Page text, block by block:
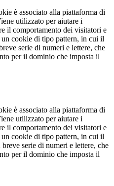
è associato alla piattaforma di
utilizzato per aiutare i
il comportamento dei visitatori e
cookie di tipo pattern, in cui il
serie di numeri e lettere, che
per il dominio che imposta il
è associato alla piattaforma di
utilizzato per aiutare i
il comportamento dei visitatori e
cookie di tipo pattern, in cui il
serie di numeri e lettere, che
per il dominio che imposta il